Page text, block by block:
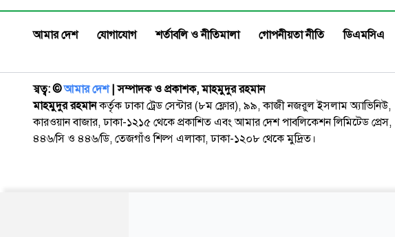
খাঁন বলেন, গণ-অভ্যুত্থানের সময়ও সচিবালয়ে এ
ধরনের পরিস্থিতি সৃষ্টি হয়নি। কিন্ত
দোকান থেকে আগুনের সূত্রপাত হয়
আমার দেশ যোগাযোগ শর্তাবলি ও নীতিমালা গোপনীয়তা নীতি ডিএমসিএ
স্বত্ব: ©️আমার দেশ| সম্পাদক ও প্রকাশক, মাহমুদুর রহমান
মাহমুদুর রহমানকর্তৃক ঢাকা ট্রেড সেন্টার (৮ম ফ্লোর), ৯৯, কাজী নজরুল ইসলাম অ্যাভিনিউ,
কারওয়ান বাজার, ঢাকা-১২১৫ থেকে প্রকাশিত এবং আমার দেশ পাবলিকেশন লিমিটেড প্রেস,
৪৪৬/সি ও ৪৪৬/ডি, তেজগাঁও শিল্প এলাকা, ঢাকা-১২০৮ থেকে মুদ্রিত।